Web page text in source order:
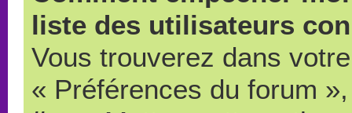
liste des utilisateurs
Vous trouverez dans
« Préférences du forum